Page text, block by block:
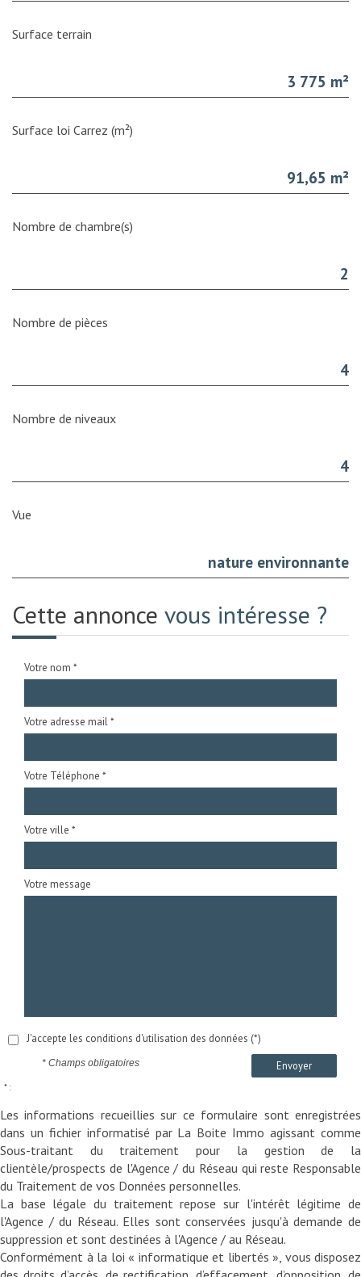
surface terrain
3 775 m²
Surface loi Carrez (m²)
91,65 m²
Nombre de chambre(s)
2
Nombre de pièces
4
Nombre de niveaux
4
Vue
nature environnante
Cette annonce vous intéresse ?
Votre nom *
Votre adresse mail *
Votre Téléphone *
Votre ville *
Votre message
J'accepte les conditions d'utilisation des données (*)
Envoyer
* Champs obligatoires
* :
Les informations recueillies sur ce formulaire sont enregistrées
dans un fichier informatisé par La Boite Immo agissant comme
Sous-traitant du traitement pour la gestion de la
clientèle/prospects de l'Agence / du Réseau qui reste Responsable
du Traitement de vos Données personnelles.
La base légale du traitement repose sur l'intérêt légitime de
l'Agence / du Réseau. Elles sont conservées jusqu'à demande de
suppression et sont destinées à l'Agence / au Réseau.
Conformément à la loi « informatique et libertés », vous disposez